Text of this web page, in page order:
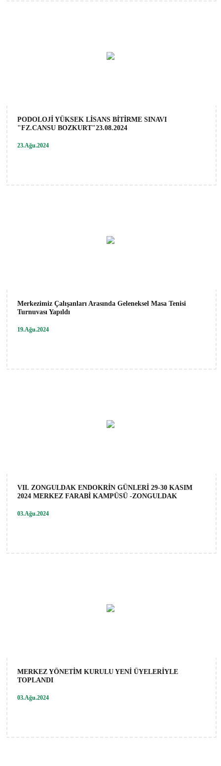
PODOLOJİ YÜKSEK LİSANS BİTİRME SINAVI
"FZ.CANSU BOZKURT"23.08.2024
23.Ağu.2024
Merkezimiz Çalışanları Arasında Geleneksel Masa Tenisi
Turnuvası Yapıldı
19.Ağu.2024
VII. ZONGULDAK ENDOKRİN GÜNLERİ 29-30 KASIM
2024 MERKEZ FARABİ KAMPÜSÜ -ZONGULDAK
03.Ağu.2024
MERKEZ YÖNETİM KURULU YENİ ÜYELERİYLE
TOPLANDI
03.Ağu.2024